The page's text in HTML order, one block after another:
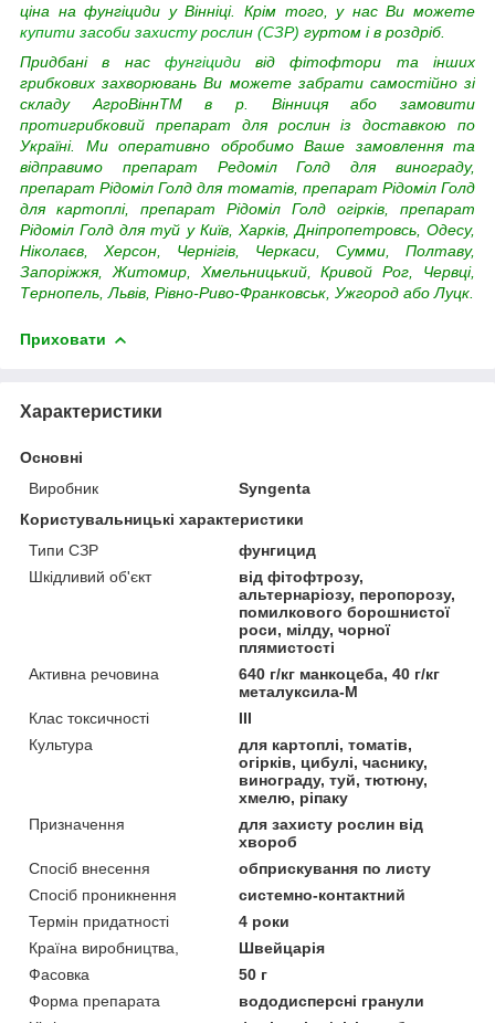
ціна на фунгіциди у Вінніці. Крім того, у нас Ви можете
купити засоби захисту рослин (СЗР) гуртом і в роздріб.
Придбані в нас фунгіциди
від фітофтори та інших
грибкових захворювань Ви можете забрати самостійно зі
складу АгроВіннTM в р. Вінниця або замовити
протигрибковий препарат для рослин із доставкою по
Україні. Ми оперативно обробимо Ваше замовлення та
відправимо препарат Редоміл Голд для винограду,
препарат Рідоміл Голд для томатів, препарат Рідоміл Голд
для картоплі, препарат Рідоміл Голд огірків, препарат
Рідоміл Голд для туй у Київ, Харків, Дніпропетровсь, Одесу,
Ніколаєв, Херсон, Чернігів, Черкаси, Сумми, Полтаву,
Запоріжжя, Житомир, Хмельницький, Кривой Рог, Червці,
Тернопель, Львів, Рівно-Риво-Франковськ, Ужгород або Луцк.
Приховати
Характеристики
Основні
Виробник
Syngenta
Користувальницькі характеристики
Типи СЗР
фунгицид
Шкідливий об'єкт
від фітофтрозу,
альтернаріозу, перопорозу,
помилкового борошнистої
роси, мілду, чорної
плямистості
Активна речовина
640 г/кг манкоцеба, 40 г/кг
металуксила-М
Клас токсичності
III
Культура
для картоплі, томатів,
огірків, цибулі, часнику,
винограду, туй, тютюну,
хмелю, ріпаку
Призначення
для захисту рослин від
хвороб
Спосіб внесення
обприскування по листу
Спосіб проникнення
системно-контактний
Термін придатності
4 роки
Країна виробництва,
Швейцарія
Фасовка
50 г
Форма препарата
вододисперсні гранули